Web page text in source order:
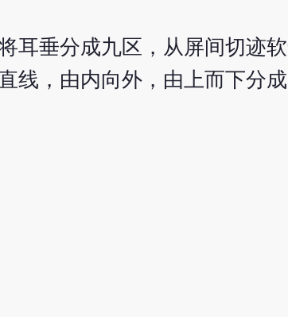
耳垂分成九区，从屏间切迹
，由内向外，由上而下分成